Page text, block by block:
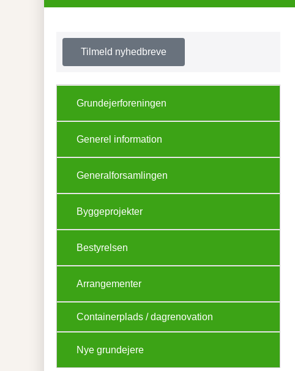
Tilmeld nyhedbreve
Grundejerforeningen
Generel information
Generalforsamlingen
Byggeprojekter
Bestyrelsen
Arrangementer
Containerplads / dagrenovation
Nye grundejere